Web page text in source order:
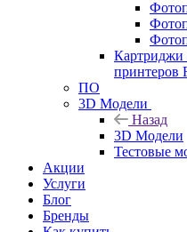
Картриджи
принтеров
ПО
3D Модели
Назад
3D Модели
Тестовые
Акции
Услуги
Блог
Бренды